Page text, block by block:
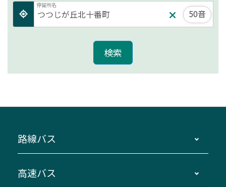
停留所名
50音
路線バス
主要停留所案内図・時刻表
高速バス